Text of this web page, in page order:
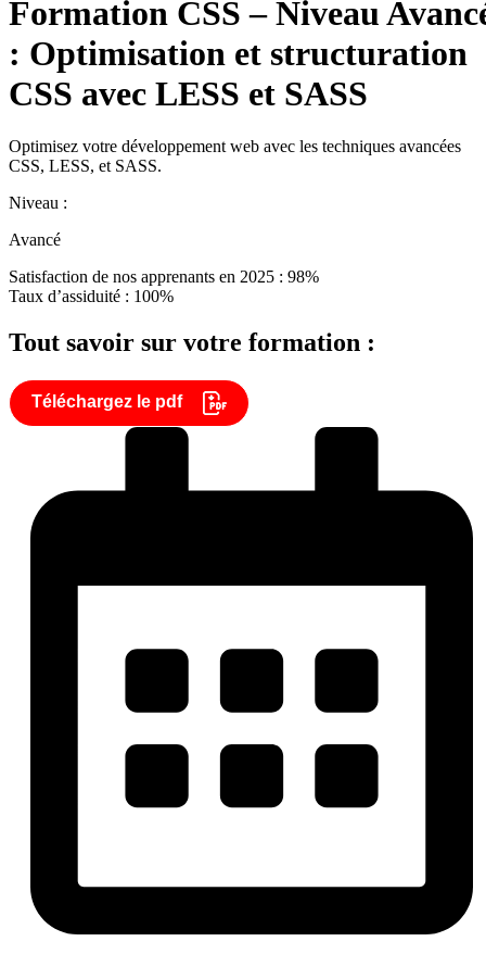
Formation CSS – Niveau
: Optimisation et structuration
CSS avec LESS et SASS
Optimisez votre développement web avec les techniques avancées
CSS, LESS, et SASS.
Niveau :
Avancé
Satisfaction de nos apprenants en 2025 : 98%
Taux d’assiduité : 100%
Tout savoir sur votre formation :
Téléchargez le pdf